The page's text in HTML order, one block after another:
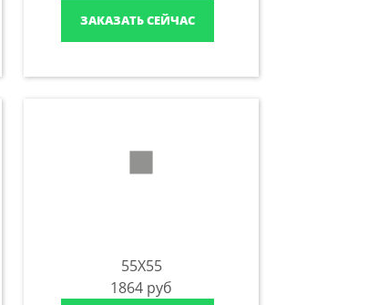
ЗАКАЗАТЬ СЕЙЧАС
55X55
1864 руб